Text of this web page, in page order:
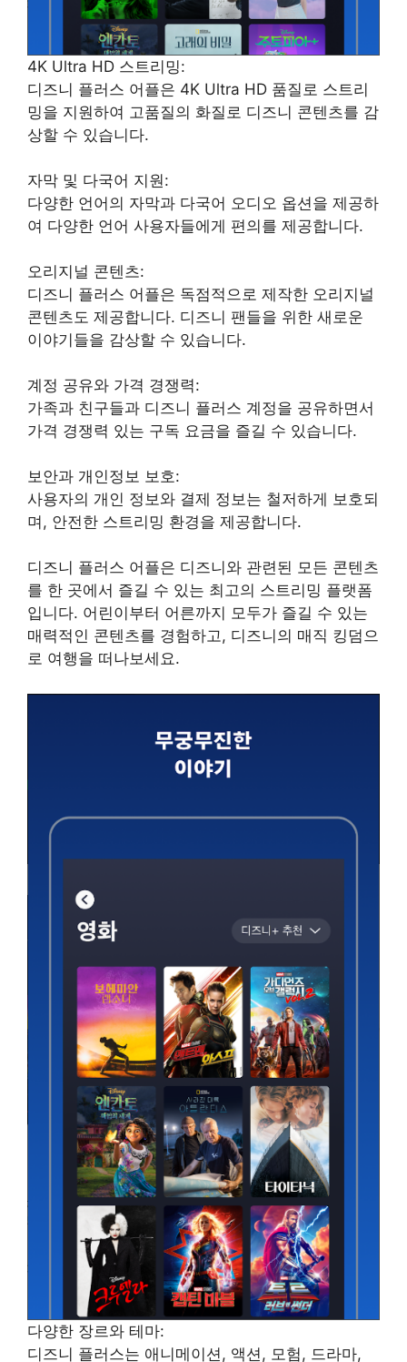
4K Ultra HD 스트리밍:
디즈니 플러스 어플은 4K Ultra HD 품질로 스트리
밍을 지원하여 고품질의 화질로 디즈니 콘텐츠를 감
상할 수 있습니다.
자막 및 다국어 지원:
다양한 언어의 자막과 다국어 오디오 옵션을 제공하
여 다양한 언어 사용자들에게 편의를 제공합니다.
오리지널 콘텐츠:
디즈니 플러스 어플은 독점적으로 제작한 오리지널
콘텐츠도 제공합니다. 디즈니 팬들을 위한 새로운
이야기들을 감상할 수 있습니다.
계정 공유와 가격 경쟁력:
가족과 친구들과 디즈니 플러스 계정을 공유하면서
가격 경쟁력 있는 구독 요금을 즐길 수 있습니다.
보안과 개인정보 보호:
사용자의 개인 정보와 결제 정보는 철저하게 보호되
며, 안전한 스트리밍 환경을 제공합니다.
디즈니 플러스 어플은 디즈니와 관련된 모든 콘텐츠
를 한 곳에서 즐길 수 있는 최고의 스트리밍 플랫폼
입니다. 어린이부터 어른까지 모두가 즐길 수 있는
매력적인 콘텐츠를 경험하고, 디즈니의 매직 킹덤으
로 여행을 떠나보세요.
다양한 장르와 테마:
디즈니 플러스는 애니메이션, 액션, 모험, 드라마,